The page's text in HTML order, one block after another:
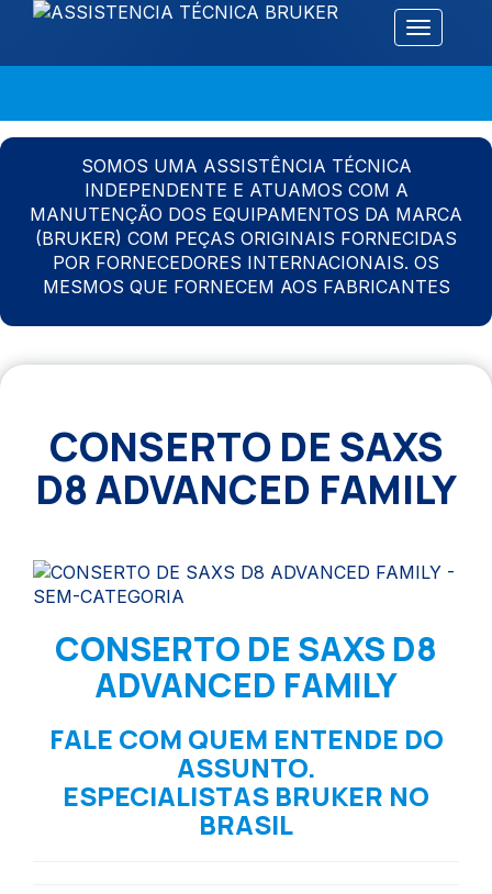
Alternar
SOMOS UMA ASSISTÊNCIA TÉCNICA
INDEPENDENTE E ATUAMOS COM A
MANUTENÇÃO DOS EQUIPAMENTOS DA MARCA
(BRUKER) COM PEÇAS ORIGINAIS FORNECIDAS
POR FORNECEDORES INTERNACIONAIS. OS
MESMOS QUE FORNECEM AOS FABRICANTES
CONSERTO DE SAXS
D8 ADVANCED FAMILY
CONSERTO DE SAXS D8
ADVANCED FAMILY
FALE COM QUEM ENTENDE DO
ASSUNTO.
ESPECIALISTAS BRUKER NO
BRASIL